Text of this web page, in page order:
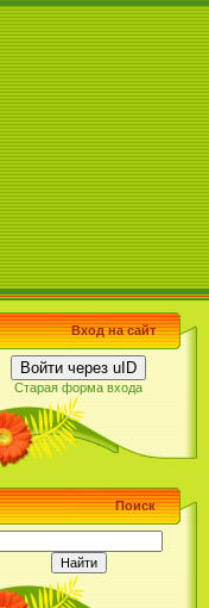
Вход на сайт
Войти через uID
Старая форма входа
Поиск